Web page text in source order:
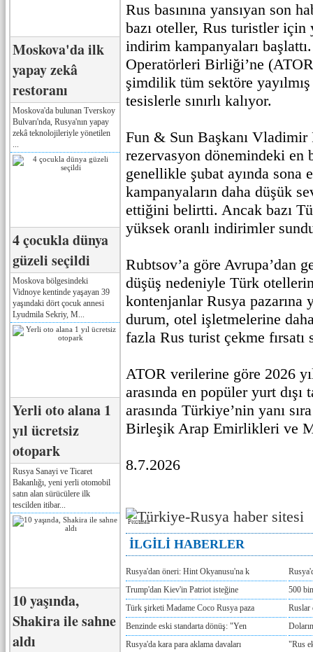
Moskova'da ilk
yapay zekâ
restoranı
Moskova'da bulunan Tverskoy
Bulvarı'nda, Rusya'nın yapay
zekâ teknolojileriyle yönetilen
4 çocukla dünya
güzeli seçildi
Moskova bölgesindeki
Vidnoye kentinde yaşayan 39
yaşındaki dört çocuk annesi
Lyudmila Sekriy, M...
Yerli oto alana 1
yıl ücretsiz
otopark
Rusya Sanayi ve Ticaret
Bakanlığı, yeni yerli otomobil
satın alan sürücülere ilk
tescilden itibar...
10 yaşında,
Shakira ile sahne
aldı
Rus basınına yansıyan son
bazı oteller, Rus turistler için
indirim kampanyaları
Operatörleri Birliği’ne
şimdilik tüm sektöre
tesislerle sınırlı kalıyor.
Fun & Sun Başkanı Vladimir
rezervasyon dönemindeki
genellikle şubat ayında sona
kampanyaların daha düşük
ettiğini belirtti. Ancak bazı
yüksek oranlı indirimler
Rubtsov’a göre Avrupa’dan
düşüş nedeniyle Türk
kontenjanlar Rusya
durum, otel işletmelerine
fazla Rus turist çekme fırsatı
ATOR verilerine göre 2026
arasında en popüler yurt dışı
arasında Türkiye’nin yanı
Birleşik Arap Emirlikleri ve
8.7.2026
Реклама
İLGİLİ HABERLER
Rusya'dan öneri: Hint Okyanusu'na k
Trump'dan Kiev'in Patriot isteğine
500
Türk şirketi Madame Coco Rusya paza
Ruslar
Benzinde eski standarta dönüş: "Yen
Rusya'da kara para aklama davaları
"Rus